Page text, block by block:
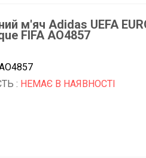
м'яч Adidas UEFA
FIFA AO4857
: НЕМАЄ В НАЯВНОСТІ